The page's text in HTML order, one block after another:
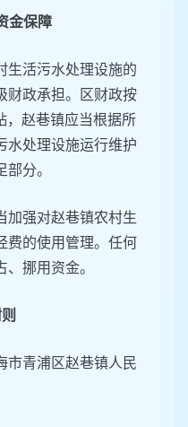
金保障
活污水处理设施的
财政承担。区财政按
，赵巷镇应当根据所
水处理设施运行维护
分。
强对赵巷镇农村生
费的使用管理。任何
挪用资金。
市青浦区赵巷镇人民